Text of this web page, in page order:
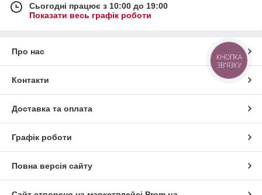
Сьогодні працює з 10:00 до 19:00
Показати весь графік роботи
Про нас
Контакти
Доставка та оплата
Графік роботи
Повна версія сайту
КНОПКА
ЗВ'ЯЗКУ